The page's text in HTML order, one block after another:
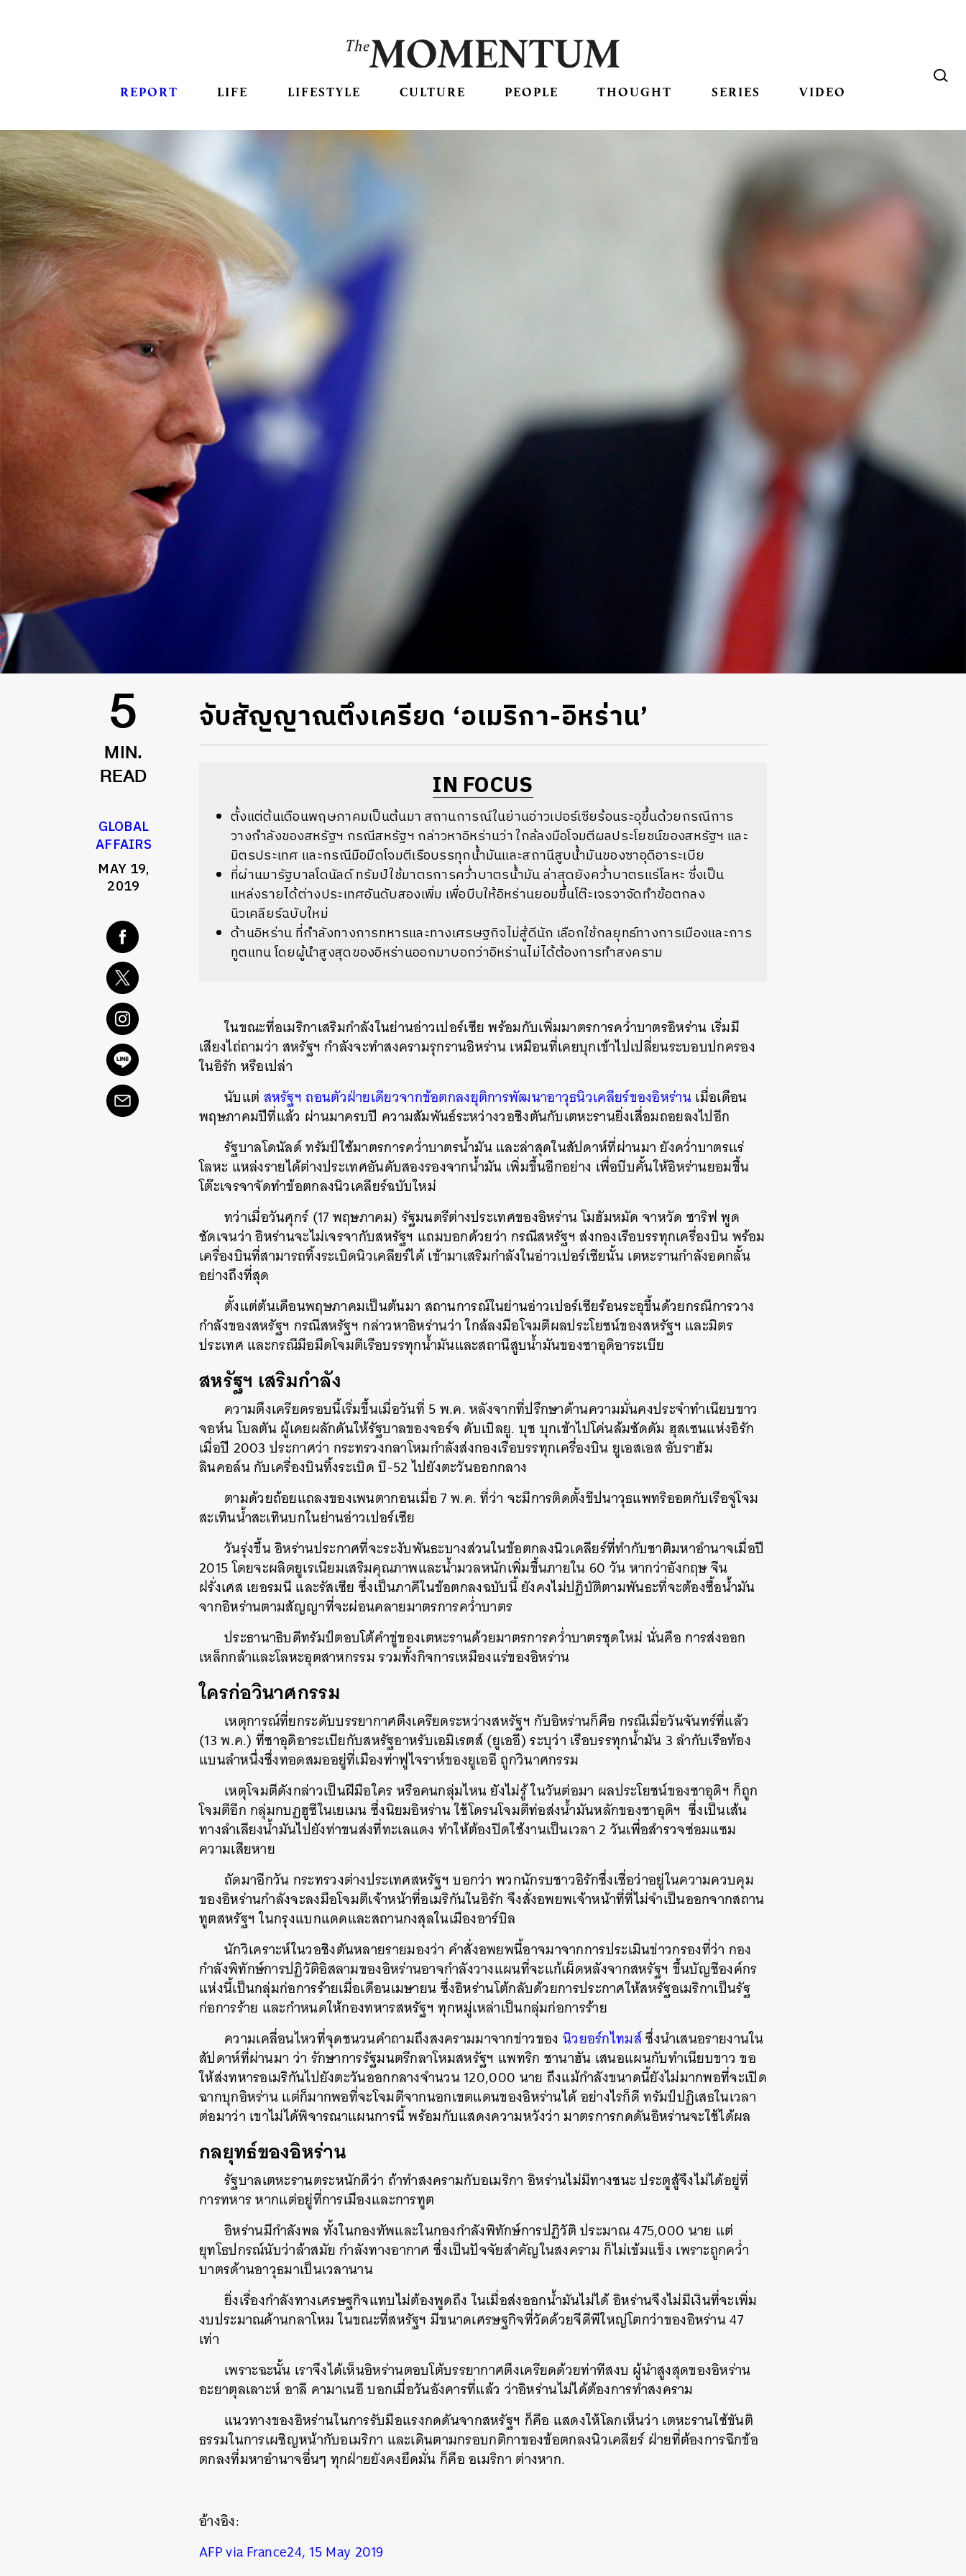
REPORT LIFE LIFESTYLE CULTURE PEOPLE THOUGHT SERIES VIDEO
5
MIN.
READ
GLOBAL
AFFAIRS
MAY 19,
2019
จับสัญญาณตึงเครียด ‘อเมริกา-อิหร่าน’
IN FOCUS
ตั้งแต่ต้นเดือนพฤษภาคมเป็นต้นมา สถานการณ์ในย่านอ่าวเปอร์เซียร้อนระอุขึ้นด้วยกรณีการ
วางกำลังของสหรัฐฯ กรณีสหรัฐฯ กล่าวหาอิหร่านว่า ใกล้ลงมือโจมตีผลประโยชน์ของสหรัฐฯ และ
มิตรประเทศ และกรณีมือมืดโจมตีเรือบรรทุกน้ำมันและสถานีสูบน้ำมันของซาอุดิอาระเบีย
ที่ผ่านมารัฐบาลโดนัลด์ ทรัมป์ใช้มาตรการคว่ำบาตรน้ำมัน ล่าสุดยังคว่ำบาตรแร่โลหะ ซึ่งเป็น
แหล่งรายได้ต่างประเทศอันดับสองเพิ่ม เพื่อบีบให้อิหร่านยอมขึ้นโต๊ะเจรจาจัดทำข้อตกลง
นิวเคลียร์ฉบับใหม่
ด้านอิหร่าน ที่กำลังทางการทหารและทางเศรษฐกิจไม่สู้ดีนัก เลือกใช้กลยุทธ์ทางการเมืองและการ
ทูตแทน โดยผู้นำสูงสุดของอิหร่านออกมาบอกว่าอิหร่านไม่ได้ต้องการทำสงคราม
ในขณะที่อเมริกาเสริมกำลังในย่านอ่าวเปอร์เซีย พร้อมกับเพิ่มมาตรการคว่ำบาตรอิหร่าน เริ่มมี
เสียงไถ่ถามว่า สหรัฐฯ กำลังจะทำสงครามรุกรานอิหร่าน เหมือนที่เคยบุกเข้าไปเปลี่ยนระบอบปกครอง
ในอิรัก หรือเปล่า
นับแต่ สหรัฐฯ ถอนตัวฝ่ายเดียวจากข้อตกลงยุติการพัฒนาอาวุธนิวเคลียร์ของอิหร่านเมื่อเดือน
พฤษภาคมปีที่แล้ว ผ่านมาครบปี ความสัมพันธ์ระหว่างวอชิงตันกับเตหะรานยิ่งเสื่อมถอยลงไปอีก
รัฐบาลโดนัลด์ ทรัมป์ใช้มาตรการคว่ำบาตรน้ำมัน และล่าสุดในสัปดาห์ที่ผ่านมา ยังคว่ำบาตรแร่
โลหะ แหล่งรายได้ต่างประเทศอันดับสองรองจากน้ำมัน เพิ่มขึ้นอีกอย่าง เพื่อบีบคั้นให้อิหร่านยอมขึ้น
โต๊ะเจรจาจัดทำข้อตกลงนิวเคลียร์ฉบับใหม่
ทว่าเมื่อวันศุกร์ (17 พฤษภาคม) รัฐมนตรีต่างประเทศของอิหร่าน โมฮัมหมัด จาหวัด ซาริฟ พูด
ชัดเจนว่า อิหร่านจะไม่เจรจากับสหรัฐฯ แถมบอกด้วยว่า กรณีสหรัฐฯ ส่งกองเรือบรรทุกเครื่องบิน พร้อม
เครื่องบินที่สามารถทิ้งระเบิดนิวเคลียร์ได้ เข้ามาเสริมกำลังในอ่าวเปอร์เซียนั้น เตหะรานกำลังอดกลั้น
อย่างถึงที่สุด
ตั้งแต่ต้นเดือนพฤษภาคมเป็นต้นมา สถานการณ์ในย่านอ่าวเปอร์เซียร้อนระอุขึ้นด้วยกรณีการวาง
กำลังของสหรัฐฯ กรณีสหรัฐฯ กล่าวหาอิหร่านว่า ใกล้ลงมือโจมตีผลประโยชน์ของสหรัฐฯ และมิตร
ประเทศ และกรณีมือมืดโจมตีเรือบรรทุกน้ำมันและสถานีสูบน้ำมันของซาอุดิอาระเบีย
สหรัฐฯ เสริมกำลัง
ความตึงเครียดรอบนี้เริ่มขึ้นเมื่อวันที่ 5 พ.ค. หลังจากที่ปรึกษาด้านความมั่นคงประจำทำเนียบขาว
จอห์น โบลตัน ผู้เคยผลักดันให้รัฐบาลของจอร์จ ดับเบิลยู. บุช บุกเข้าไปโค่นล้มซัดดัม ฮุสเซนแห่งอิรัก
เมื่อปี 2003 ประกาศว่า กระทรวงกลาโหมกำลังส่งกองเรือบรรทุกเครื่องบิน ยูเอสเอส อับราฮัม
ลินคอล์น กับเครื่องบินทิ้งระเบิด บี-52 ไปยังตะวันออกกลาง
ตามด้วยถ้อยแถลงของเพนตากอนเมื่อ 7 พ.ค. ที่ว่า จะมีการติดตั้งขีปนาวุธแพทริออตกับเรือจู่โจม
สะเทินน้ำสะเทินบกในย่านอ่าวเปอร์เซีย
วันรุ่งขึ้น อิหร่านประกาศที่จะระงับพันธะบางส่วนในข้อตกลงนิวเคลียร์ที่ทำกับชาติมหาอำนาจเมื่อปี
2015 โดยจะผลิตยูเรเนียมเสริมคุณภาพและน้ำมวลหนักเพิ่มขึ้นภายใน 60 วัน หากว่าอังกฤษ จีน
ฝรั่งเศส เยอรมนี และรัสเซีย ซึ่งเป็นภาคีในข้อตกลงฉบับนี้ ยังคงไม่ปฏิบัติตามพันธะที่จะต้องซื้อน้ำมัน
จากอิหร่านตามสัญญาที่จะผ่อนคลายมาตรการคว่ำบาตร
ประธานาธิบดีทรัมป์ตอบโต้คำขู่ของเตหะรานด้วยมาตรการคว่ำบาตรชุดใหม่ นั่นคือ การส่งออก
เหล็กกล้าและโลหะอุตสาหกรรม รวมทั้งกิจการเหมืองแร่ของอิหร่าน
ใครก่อวินาศกรรม
เหตุการณ์ที่ยกระดับบรรยากาศตึงเครียดระหว่างสหรัฐฯ กับอิหร่านก็คือ กรณีเมื่อวันจันทร์ที่แล้ว
(13 พ.ค.) ที่ซาอุดิอาระเบียกับสหรัฐอาหรับเอมิเรตส์ (ยูเออี) ระบุว่า เรือบรรทุกน้ำมัน 3 ลำกับเรือท้อง
แบนลำหนึ่งซึ่งทอดสมออยู่ที่เมืองท่าฟูไจราห์ของยูเออี ถูกวินาศกรรม
เหตุโจมตีดังกล่าวเป็นฝีมือใคร หรือคนกลุ่มไหน ยังไม่รู้ ในวันต่อมา ผลประโยชน์ของซาอุดิฯ ก็ถูก
โจมตีอีก กลุ่มกบฏฮูซีในเยเมน ซึ่งนิยมอิหร่าน ใช้โดรนโจมตีท่อส่งน้ำมันหลักของซาอุดิฯ ซึ่งเป็นเส้น
ทางลำเลียงน้ำมันไปยังท่าขนส่งที่ทะเลแดง ทำให้ต้องปิดใช้งานเป็นเวลา 2 วันเพื่อสำรวจซ่อมแซม
ความเสียหาย
ถัดมาอีกวัน กระทรวงต่างประเทศสหรัฐฯ บอกว่า พวกนักรบชาวอิรักซึ่งเชื่อว่าอยู่ในความควบคุม
ของอิหร่านกำลังจะลงมือโจมตีเจ้าหน้าที่อเมริกันในอิรัก จึงสั่งอพยพเจ้าหน้าที่ที่ไม่จำเป็นออกจากสถาน
ทูตสหรัฐฯ ในกรุงแบกแดดและสถานกงสุลในเมืองอาร์บิล
นักวิเคราะห์ในวอชิงตันหลายรายมองว่า คำสั่งอพยพนี้อาจมาจากการประเมินข่าวกรองที่ว่า กอง
กำลังพิทักษ์การปฏิวัติอิสลามของอิหร่านอาจกำลังวางแผนที่จะแก้เผ็ดหลังจากสหรัฐฯ ขึ้นบัญชีองค์กร
แห่งนี้เป็นกลุ่มก่อการร้ายเมื่อเดือนเมษายน ซึ่งอิหร่านโต้กลับด้วยการประกาศให้สหรัฐอเมริกาเป็นรัฐ
ก่อการร้าย และกำหนดให้กองทหารสหรัฐฯ ทุกหมู่เหล่าเป็นกลุ่มก่อการร้าย
ความเคลื่อนไหวที่จุดชนวนคำถามถึงสงครามมาจากข่าวของ นิวยอร์กไทมส์ซึ่งนำเสนอรายงานใน
สัปดาห์ที่ผ่านมา ว่า รักษาการรัฐมนตรีกลาโหมสหรัฐฯ แพทริก ชานาฮัน เสนอแผนกับทำเนียบขาว ขอ
ให้ส่งทหารอเมริกันไปยังตะวันออกกลางจำนวน 120,000 นาย ถึงแม้กำลังขนาดนี้ยังไม่มากพอที่จะเปิด
ฉากบุกอิหร่าน แต่ก็มากพอที่จะโจมตีจากนอกเขตแดนของอิหร่านได้ อย่างไรก็ดี ทรัมป์ปฏิเสธในเวลา
ต่อมาว่า เขาไม่ได้พิจารณาแผนการนี้ พร้อมกับแสดงความหวังว่า มาตรการกดดันอิหร่านจะใช้ได้ผล
กลยุทธ์ของอิหร่าน
รัฐบาลเตหะรานตระหนักดีว่า ถ้าทำสงครามกับอเมริกา อิหร่านไม่มีทางชนะ ประตูสู้จึงไม่ได้อยู่ที่
การทหาร หากแต่อยู่ที่การเมืองและการทูต
อิหร่านมีกำลังพล ทั้งในกองทัพและในกองกำลังพิทักษ์การปฏิวัติ ประมาณ 475,000 นาย แต่
ยุทโธปกรณ์นับว่าล้าสมัย กำลังทางอากาศ ซึ่งเป็นปัจจัยสำคัญในสงคราม ก็ไม่เข้มแข็ง เพราะถูกคว่ำ
บาตรด้านอาวุธมาเป็นเวลานาน
ยิ่งเรื่องกำลังทางเศรษฐกิจแทบไม่ต้องพูดถึง ในเมื่อส่งออกน้ำมันไม่ได้ อิหร่านจึงไม่มีเงินที่จะเพิ่ม
งบประมาณด้านกลาโหม ในขณะที่สหรัฐฯ มีขนาดเศรษฐกิจที่วัดด้วยจีดีพีใหญ่โตกว่าของอิหร่าน 47
เท่า
เพราะฉะนั้น เราจึงได้เห็นอิหร่านตอบโต้บรรยากาศตึงเครียดด้วยท่าทีสงบ ผู้นำสูงสุดของอิหร่าน
อะยาตุลเลาะห์ อาลี คามาเนอี บอกเมื่อวันอังคารที่แล้ว ว่าอิหร่านไม่ได้ต้องการทำสงคราม
แนวทางของอิหร่านในการรับมือแรงกดดันจากสหรัฐฯ ก็คือ แสดงให้โลกเห็นว่า เตหะรานใช้ขันติ
ธรรมในการเผชิญหน้ากับอเมริกา และเดินตามกรอบกติกาของข้อตกลงนิวเคลียร์ ฝ่ายที่ต้องการฉีกข้อ
ตกลงที่มหาอำนาจอื่นๆ ทุกฝ่ายยังคงยึดมั่น ก็คือ อเมริกา ต่างหาก.
อ้างอิง:
AFP via France24, 15 May 2019
ค้นหา
SHARE TWEET LINE EMAIL